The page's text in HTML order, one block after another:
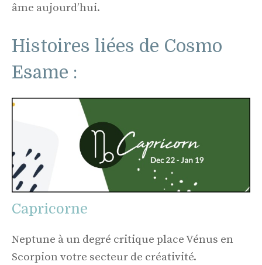
âme aujourd’hui.
Histoires liées de Cosmo
Esame :
Capricorne
Neptune à un degré critique place Vénus en
Scorpion votre secteur de créativité.